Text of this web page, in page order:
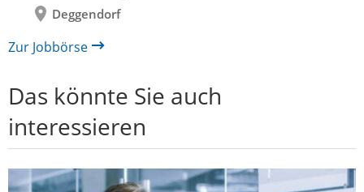
Deggendorf
Zur Jobbörse
Das könnte Sie auch
interessieren